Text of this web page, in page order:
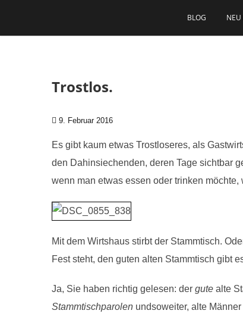
BLOG
NEU
Trostlos.
9. Februar 2016
Es gibt kaum etwas Trostloseres, als
den Dahinsiechenden, deren Tage sichtbar
wenn man etwas essen oder trinken
Mit dem Wirtshaus stirbt der Stammtisch.
Fest steht, den guten alten Stammtisch gibt
Ja, Sie haben richtig gelesen: der gute alte
Stammtischparolen undsoweiter, alte